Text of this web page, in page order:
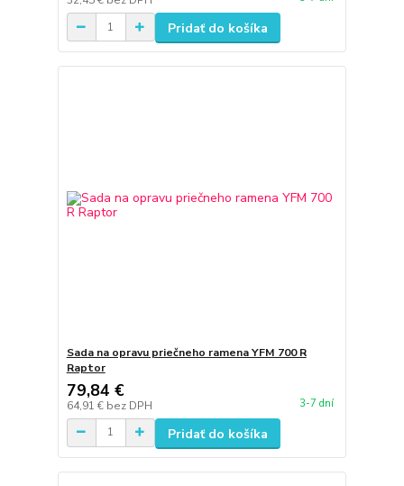
Pridať do košíka
Sada na opravu priečneho ramena YFM 700 R
Raptor
79,84 €
64,91 € bez DPH 3-7 dní
Pridať do košíka